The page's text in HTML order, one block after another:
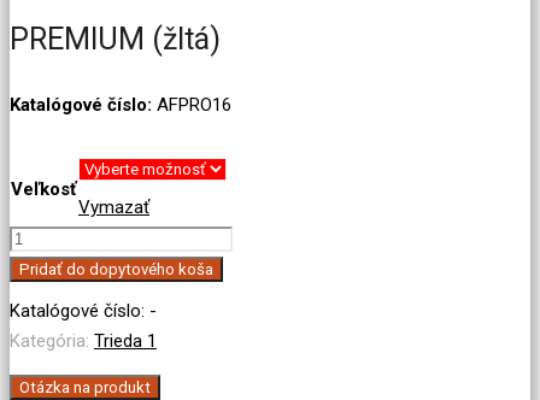
PREMIUM (žltá)
Katalógové číslo: AFPRO16
Veľkosť
Vymazať
množstvo
Bunda
cal/cm²
rad
Pridať do dopytového koša
Katalógové číslo: -
Kategória: Trieda 1
Otázka na produkt